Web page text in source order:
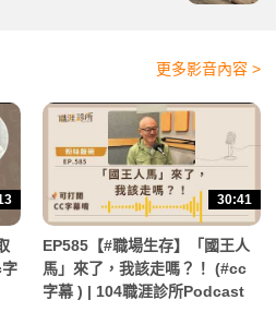
更多影音內容 >
30:41
EP585【#職場生存】「國王人
馬」來了，我該走嗎？！ (#cc
字幕 ) | 104職涯診所Podcast